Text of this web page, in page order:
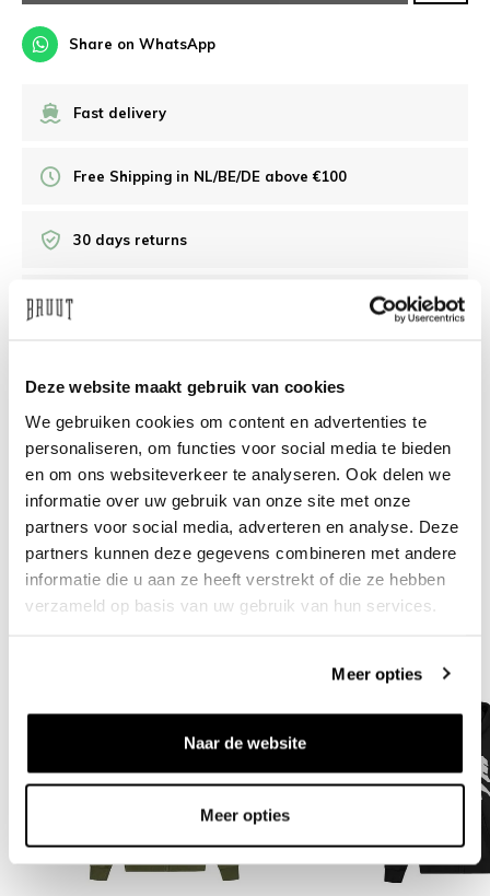
Deze website maakt gebruik van cookies
We gebruiken cookies om content en advertenties te
personaliseren, om functies voor social media te bieden
en om ons websiteverkeer te analyseren. Ook delen we
informatie over uw gebruik van onze site met onze
partners voor social media, adverteren en analyse. Deze
partners kunnen deze gegevens combineren met andere
informatie die u aan ze heeft verstrekt of die ze hebben
verzameld op basis van uw gebruik van hun services.
Meer opties
Naar de website
Meer opties
Share on WhatsApp
Fast delivery
Free Shipping in NL/BE/DE above €100
30 days returns
Need help?We're glad to help
info@bruut.nl Live chat Whatsapp
About this product
Shipment and returns
Related products